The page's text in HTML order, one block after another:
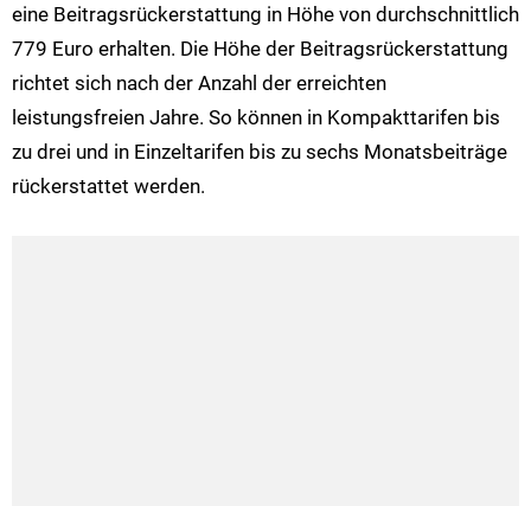
eine Beitragsrückerstattung in Höhe von durchschnittlich
779 Euro erhalten. Die Höhe der Beitragsrückerstattung
richtet sich nach der Anzahl der erreichten
leistungsfreien Jahre. So können in Kompakttarifen bis
zu drei und in Einzeltarifen bis zu sechs Monatsbeiträge
rückerstattet werden.